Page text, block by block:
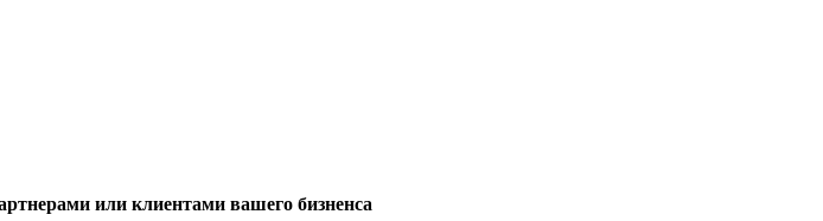
или клиентами вашего бизненса